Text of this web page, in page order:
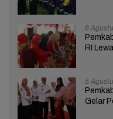
6
RI
5
Gelar